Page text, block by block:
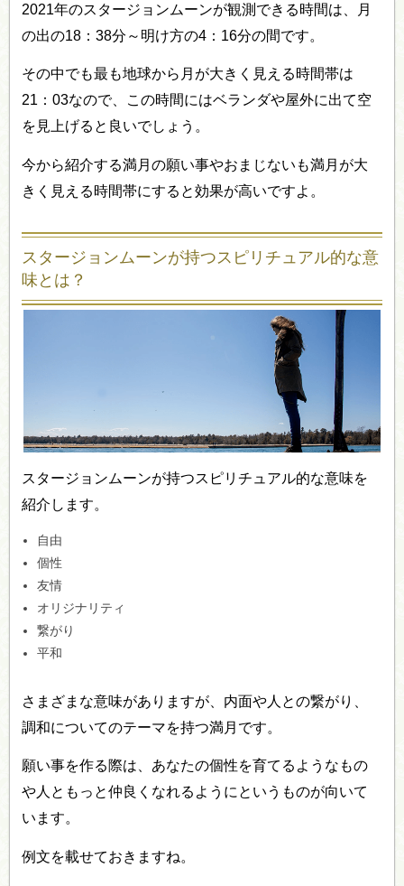
2021年のスタージョンムーンが観測できる時間は、月
の出の18：38分～明け方の4：16分の間です。
その中でも最も地球から月が大きく見える時間帯は
21：03なので、この時間にはベランダや屋外に出て空
を見上げると良いでしょう。
今から紹介する満月の願い事やおまじないも満月が大
きく見える時間帯にすると効果が高いですよ。
スタージョンムーンが持つスピリチュアル的な意
味とは？
スタージョンムーンが持つスピリチュアル的な意味を
紹介します。
自由
個性
友情
オリジナリティ
繋がり
平和
さまざまな意味がありますが、内面や人との繋がり、
調和についてのテーマを持つ満月です。
願い事を作る際は、あなたの個性を育てるようなもの
や人ともっと仲良くなれるようにというものが向いて
います。
例文を載せておきますね。